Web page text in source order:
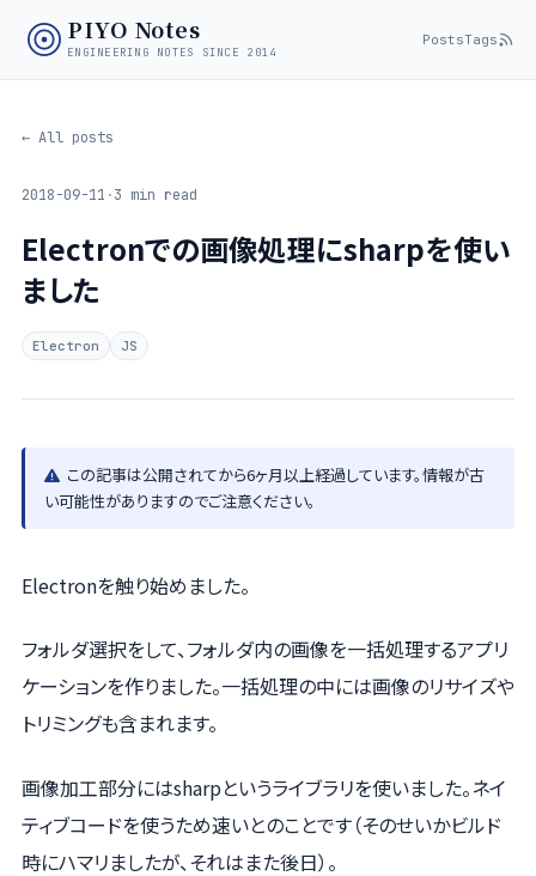
PIYO Notes
ENGINEERING NOTES SINCE 2014
PostsTags
← All posts
2018-09-11 ·3 min read
Electronでの画像処理にsharpを使い
ました
Electron JS
この記事は公開されてから6ヶ月以上経過しています。情報が古
い可能性がありますのでご注意ください。
Electronを触り始めました。
フォルダ選択をして、フォルダ内の画像を一括処理するアプリ
ケーションを作りました。一括処理の中には画像のリサイズや
トリミングも含まれます。
画像加工部分にはsharpというライブラリを使いました。ネイ
ティブコードを使うため速いとのことです（そのせいかビルド
時にハマリましたが、それはまた後日）。